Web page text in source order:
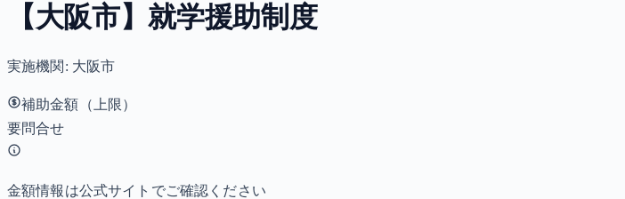
【大阪市】就学援助制度
実施機関: 大阪市
補助金額（上限）
要問合せ
金額情報は公式サイトでご確認ください